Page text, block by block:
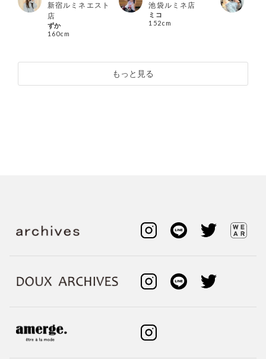
新宿ルミネエスト
店
ずか
160cm
池袋ルミネ店
ミコ
152cm
もっと見る